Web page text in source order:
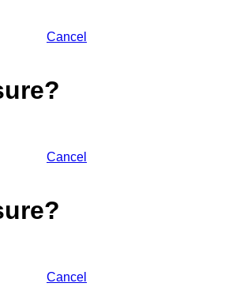
Cancel
Cancel
Cancel